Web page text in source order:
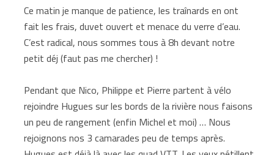
Ce matin je manque de patience, les traînards en ont
fait les frais, duvet ouvert et menace du verre d’eau.
C’est radical, nous sommes tous à 8h devant notre
petit déj (faut pas me chercher) !
Pendant que Nico, Philippe et Pierre partent à vélo
rejoindre Hugues sur les bords de la rivière nous faisons
un peu de rangement (enfin Michel et moi) … Nous
rejoignons nos 3 camarades peu de temps après.